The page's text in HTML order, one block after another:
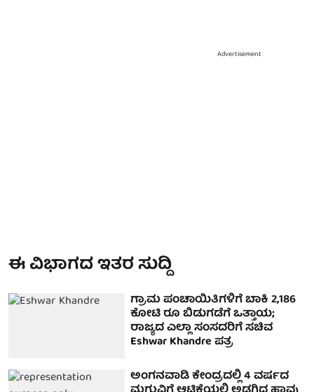
Advertisement
ಈ ವಿಭಾಗದ ಇತರ ಸುದ್ದಿ
ಗ್ರಾಮ ಪಂಚಾಯಿತಿಗಳಿಗೆ ಬಾಕಿ 2,186
ಕೋಟಿ ರೂ ಬಿಡುಗಡೆಗೆ ಒತ್ತಾಯ;
ರಾಜ್ಯದ ಎಲ್ಲಾ ಸಂಸದರಿಗೆ ಸಚಿವ
Eshwar Khandre ಪತ್ರ
ಅಂಗನವಾಡಿ ಕೇಂದ್ರದಲ್ಲಿ 4 ವರ್ಷದ